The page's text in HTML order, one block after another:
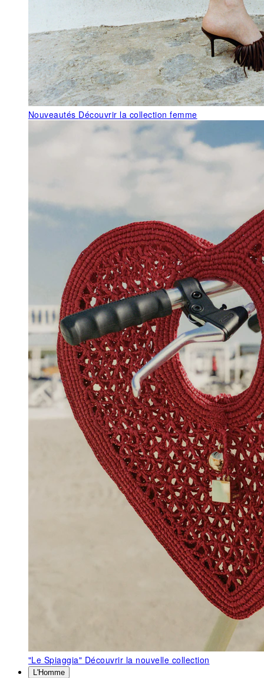
Nouveautés Découvrir la collection femme
"Le Spiaggia" Découvrir la nouvelle collection
L'Homme